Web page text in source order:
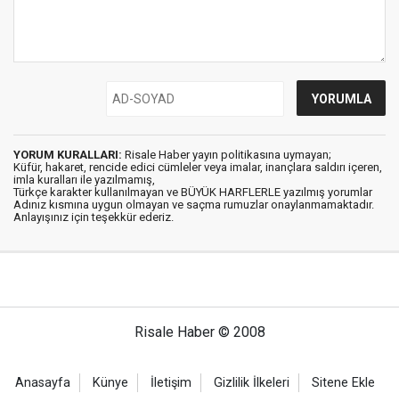
YORUM KURALLARI: Risale Haber yayın politikasına uymayan;
Küfür, hakaret, rencide edici cümleler veya imalar, inançlara saldırı içeren,
imla kuralları ile yazılmamış,
Türkçe karakter kullanılmayan ve BÜYÜK HARFLERLE yazılmış yorumlar
Adınız kısmına uygun olmayan ve saçma rumuzlar onaylanmamaktadır.
Anlayışınız için teşekkür ederiz.
Risale Haber © 2008
Anasayfa Künye İletişim Gizlilik İlkeleri Sitene Ekle